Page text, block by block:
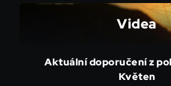
Videa
Aktuální doporučení z
Květen